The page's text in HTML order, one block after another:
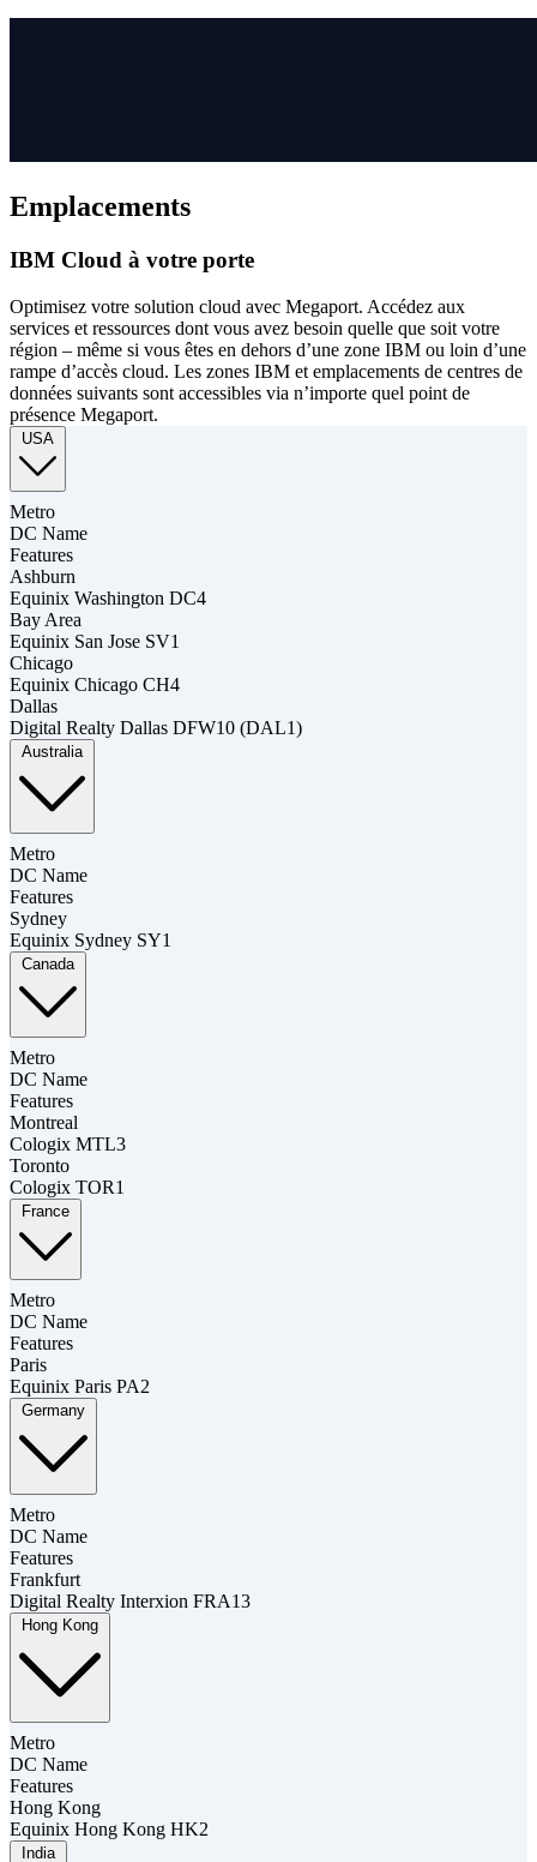
Emplacements
IBM Cloud à votre porte
Optimisez votre solution cloud avec Megaport. Accédez aux
services et ressources dont vous avez besoin quelle que soit votre
région – même si vous êtes en dehors d’une zone IBM ou loin d’une
rampe d’accès cloud. Les zones IBM et emplacements de centres de
données suivants sont accessibles via n’importe quel point de
présence Megaport.
USA
Metro
DC Name
Features
Ashburn
Equinix Washington DC4
Bay Area
Equinix San Jose SV1
Chicago
Equinix Chicago CH4
Dallas
Digital Realty Dallas DFW10 (DAL1)
Australia
Metro
DC Name
Features
Sydney
Equinix Sydney SY1
Canada
Metro
DC Name
Features
Montreal
Cologix MTL3
Toronto
Cologix TOR1
France
Metro
DC Name
Features
Paris
Equinix Paris PA2
Germany
Metro
DC Name
Features
Frankfurt
Digital Realty Interxion FRA13
Hong Kong
Metro
DC Name
Features
Hong Kong
Equinix Hong Kong HK2
India